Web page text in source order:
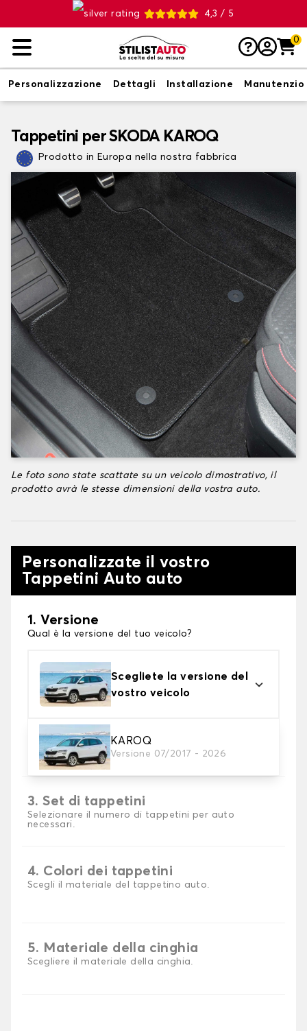
4,3 / 5
0
Personalizzazione Dettagli Installazione
Tappetini per SKODA KAROQ
Prodotto in Europa nella nostra fabbrica
Le foto sono state scattate su un veicolo dimostrativo, il
prodotto avrà le stesse dimensioni della vostra auto.
Personalizzate il vostro
Tappetini Auto auto
1. Versione
Qual è la versione del tuo veicolo?
Scegliete la versione del
vostro veicolo
KAROQ
Versione 07/2017 - 2026
2. Materiale
Scegli il materiale del tappetini auto
3. Set di tappetini
Selezionare il numero di tappetini per auto
necessari.
4. Colori dei tappetini
Scegli il materiale del tappetino auto.
5. Materiale della cinghia
Scegliere il materiale della cinghia.